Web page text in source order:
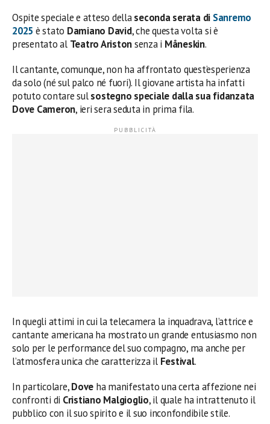
Ospite speciale e atteso dellaseconda serata di Sanremo
2025 è stato Damiano David, che questa volta si è
presentato al Teatro Aristonsenza i Måneskin.
Il cantante, comunque, non ha affrontato quest’esperienza
da solo (né sul palco né fuori). Il giovane artista ha infatti
potuto contare sulsostegno speciale dalla sua fidanzata
Dove Cameron, ieri sera seduta in prima fila.
In quegli attimi in cui la telecamera la inquadrava, l’attrice e
cantante americana ha mostrato un grande entusiasmo non
solo per le performance del suo compagno, ma anche per
l’atmosfera unica che caratterizza il Festival.
In particolare,Dove ha manifestato una certa affezione nei
confronti di Cristiano Malgioglio, il quale ha intrattenuto il
pubblico con il suo spirito e il suo inconfondibile stile.